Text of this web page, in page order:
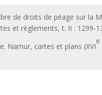
de droits de péage sur la
et règlements, t. II : 1299-
Namur, cartes et plans (XVI
e